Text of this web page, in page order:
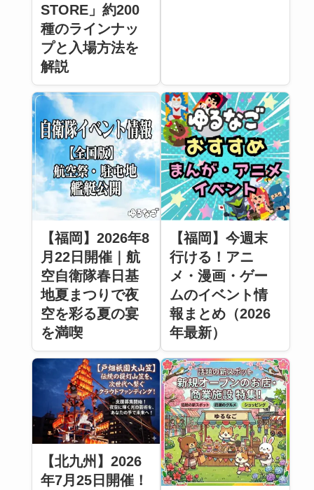
STORE」約200
種のラインナッ
プと入場方法を
解説
【福岡】2026年8
月22日開催｜航
空自衛隊春日基
地夏まつりで夜
空を彩る夏の宴
を満喫
【福岡】今週末
行ける！アニ
メ・漫画・ゲー
ムのイベント情
報まとめ（2026
年最新）
【北九州】2026
年7月25日開催！